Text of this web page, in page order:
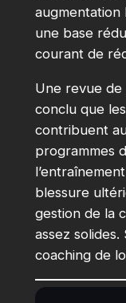
augmentation
une base
courant de
Une revue de
conclu que
contribuent
programmes
blessure
gestion de la
assez
coaching de